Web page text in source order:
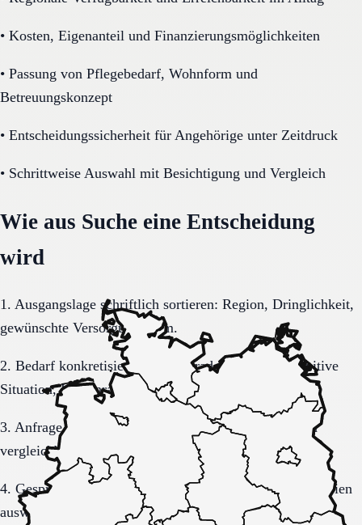
• Kosten, Eigenanteil und Finanzierungsmöglichkeiten
• Passung von Pflegebedarf, Wohnform und
Betreuungskonzept
• Entscheidungssicherheit für Angehörige unter Zeitdruck
• Schrittweise Auswahl mit Besichtigung und Vergleich
Wie aus Suche eine Entscheidung
wird
1. Ausgangslage schriftlich sortieren: Region, Dringlichkeit,
gewünschte Versorgungsform.
2. Bedarf konkretisieren: Pflegegrad, Mobilität, kognitive
Situation, Kostenrahmen.
3. Anfrage sauber formulieren, damit Rückmeldungen
vergleichbar bleiben.
4. Gespräche und Besichtigungen mit festen Muss-Kriterien
auswerten.